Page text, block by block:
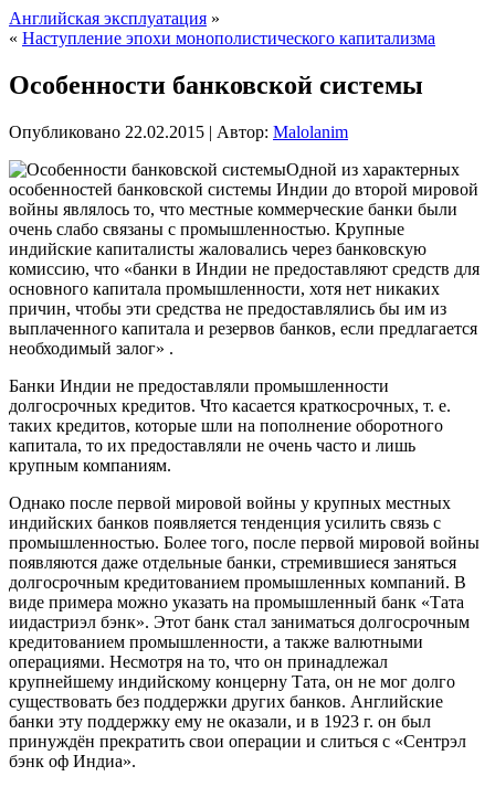
Английская эксплуатация »
« Наступление эпохи монополистического капитализма
Особенности банковской системы
Опубликовано 22.02.2015 | Автор: Malolanim
Одной из характерных
особенностей банковской системы Индии до второй мировой
войны являлось то, что местные коммерческие банки были
очень слабо связаны с промышленностью. Крупные
индийские капиталисты жаловались через банковскую
комиссию, что «банки в Индии не предоставляют средств для
основного капитала промышленности, хотя нет никаких
причин, чтобы эти средства не предоставлялись бы им из
выплаченного капитала и резервов банков, если предлагается
необходимый залог» .
Банки Индии не предоставляли промышленности
долгосрочных кредитов. Что касается краткосрочных, т. е.
таких кредитов, которые шли на пополнение оборотного
капитала, то их предоставляли не очень часто и лишь
крупным компаниям.
Однако после первой мировой войны у крупных местных
индийских банков появляется тенденция усилить связь с
промышленностью. Более того, после первой мировой войны
появляются даже отдельные банки, стремившиеся заняться
долгосрочным кредитованием промышленных компаний. В
виде примера можно указать на промышленный банк «Тата
иидастриэл бэнк». Этот банк стал заниматься долгосрочным
кредитованием промышленности, а также валютными
операциями. Несмотря на то, что он принадлежал
крупнейшему индийскому концерну Тата, он не мог долго
существовать без поддержки других банков. Английские
банки эту поддержку ему не оказали, и в 1923 г. он был
принуждён прекратить свои операции и слиться с «Сентрэл
бэнк оф Индиа».